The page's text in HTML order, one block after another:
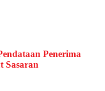
Penerima
Sasaran